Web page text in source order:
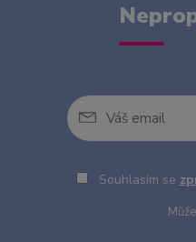
Souhlasím se